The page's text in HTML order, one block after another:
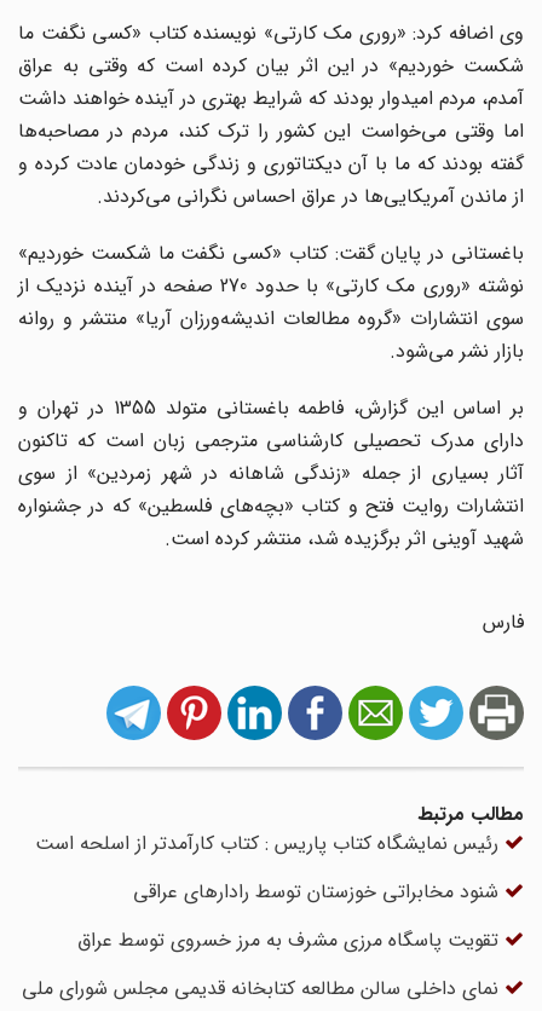
وی اضافه کرد: «روری مک کارتی» نویسنده کتاب «کسی نگفت ما
شکست خوردیم» در این اثر بیان کرده است که وقتی به عراق
آمدم، مردم امیدوار بودند که شرایط بهتری در آینده خواهند داشت
اما وقتی می‌خواست این کشور را ترک کند، مردم در مصاحبه‌ها
گفته بودند که ما با آن دیکتاتوری و زندگی خودمان عادت کرده و
از ماندن آمریکایی‌ها در عراق احساس نگرانی می‌کردند.
باغستانی در پایان گقت: کتاب «کسی نگفت ما شکست خوردیم»
نوشته «روری مک کارتی» با حدود 270 صفحه در آینده نزدیک از
سوی انتشارات «گروه مطالعات اندیشه‌ورزان آریا» منتشر و روانه
بازار نشر می‌شود.
بر اساس این گزارش، فاطمه باغستانی متولد 1355 در تهران و
دارای مدرک تحصیلی کارشناسی مترجمی زبان است که تاکنون
آثار بسیاری از جمله «زندگی شاهانه در شهر زمردین» از سوی
انتشارات روایت فتح و کتاب «بچه‌های فلسطین» که در جشنواره
شهید آوینی اثر برگزیده شد، منتشر کرده است.
فارس
مطالب مرتبط
رئیس نمایشگاه کتاب پاریس : کتاب کارآمدتر از اسلحه است
شنود مخابراتی خوزستان توسط رادارهای عراقی
تقویت پاسگاه مرزی مشرف به مرز خسروی توسط عراق
نمای داخلی سالن مطالعه کتابخانه قدیمی مجلس شورای ملی